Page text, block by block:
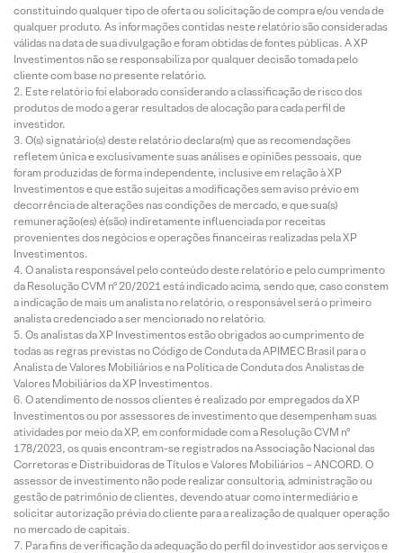
constituindo qualquer tipo de oferta ou solicitação de compra e/ou venda de
qualquer produto. As informações contidas neste relatório são consideradas
válidas na data de sua divulgação e foram obtidas de fontes públicas. A XP
Investimentos não se responsabiliza por qualquer decisão tomada pelo
cliente com base no presente relatório.
Este relatório foi elaborado considerando a classificação de risco dos
produtos de modo a gerar resultados de alocação para cada perfil de
investidor.
O(s) signatário(s) deste relatório declara(m) que as recomendações
refletem única e exclusivamente suas análises e opiniões pessoais, que
foram produzidas de forma independente, inclusive em relação à XP
Investimentos e que estão sujeitas a modificações sem aviso prévio em
decorrência de alterações nas condições de mercado, e que sua(s)
remuneração(es) é(são) indiretamente influenciada por receitas
provenientes dos negócios e operações financeiras realizadas pela XP
Investimentos.
O analista responsável pelo conteúdo deste relatório e pelo cumprimento
da Resolução CVM nº 20/2021 está indicado acima, sendo que, caso constem
a indicação de mais um analista no relatório, o responsável será o primeiro
analista credenciado a ser mencionado no relatório.
Os analistas da XP Investimentos estão obrigados ao cumprimento de
todas as regras previstas no Código de Conduta da APIMEC Brasil para o
Analista de Valores Mobiliários e na Política de Conduta dos Analistas de
Valores Mobiliários da XP Investimentos.
O atendimento de nossos clientes é realizado por empregados da XP
Investimentos ou por assessores de investimento que desempenham suas
atividades por meio da XP, em conformidade com a Resolução CVM nº
178/2023, os quais encontram-se registrados na Associação Nacional das
Corretoras e Distribuidoras de Títulos e Valores Mobiliários – ANCORD. O
assessor de investimento não pode realizar consultoria, administração ou
gestão de patrimônio de clientes, devendo atuar como intermediário e
solicitar autorização prévia do cliente para a realização de qualquer operação
no mercado de capitais.
Para fins de verificação da adequação do perfil do investidor aos serviços e